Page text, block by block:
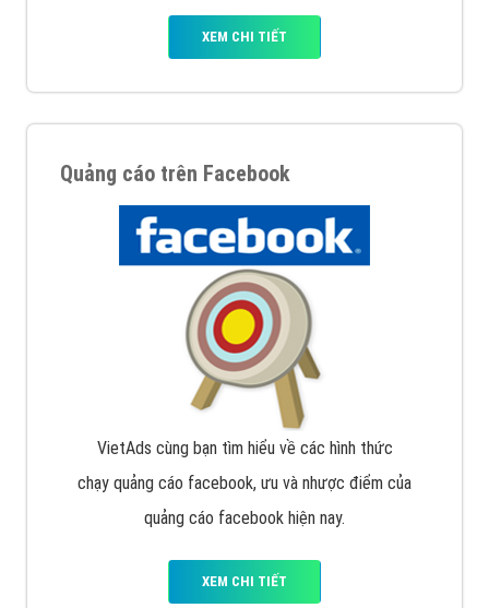
XEM CHI TIẾT
Quảng cáo trên Facebook
VietAds cùng bạn tìm hiểu về các hình thức
chạy quảng cáo facebook, ưu và nhược điểm của
quảng cáo facebook hiện nay.
XEM CHI TIẾT